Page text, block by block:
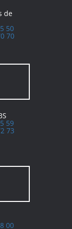
de
50
70
59
73
00